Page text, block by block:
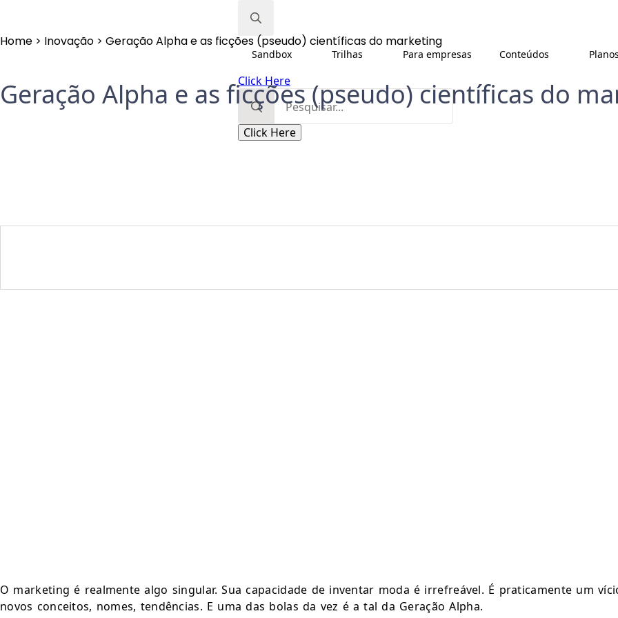
Search
for:Sandbox Trilhas Para empresas Conteúdos
Click Here
Search
for:
Click Here
Home > Inovação > Geração Alpha e as ficções (pseudo) científicas do marketing
Geração Alpha e as ficções (pseudo) científicas do
O marketing é realmente algo singular. Sua capacidade de inventar moda é irrefreável. É praticamente um
novos conceitos, nomes, tendências. E uma das bolas da vez é a tal da Geração Alpha.